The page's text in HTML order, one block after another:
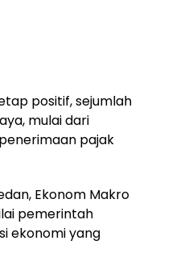
positif, sejumlah
mulai dari
pajak
Ekonom Makro
pemerintah
ekonomi yang